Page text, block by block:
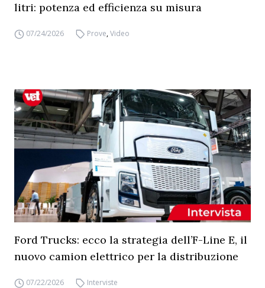
litri: potenza ed efficienza su misura
07/24/2026 Prove,Video
Ford Trucks: ecco la strategia dell’F-Line E, il
nuovo camion elettrico per la distribuzione
07/22/2026 Interviste